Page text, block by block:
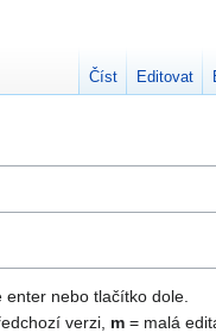
nebo tlačítko dole.
verzi, m = malá
Číst Editovat